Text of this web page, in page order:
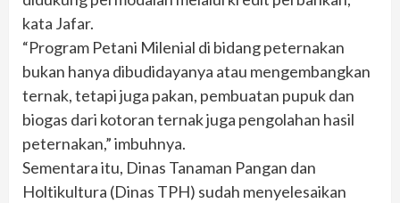
kata Jafar.
“Program Petani Milenial di bidang peternakan
bukan hanya dibudidayanya atau mengembangkan
ternak, tetapi juga pakan, pembuatan pupuk dan
biogas dari kotoran ternak juga pengolahan hasil
peternakan,” imbuhnya.
Sementara itu, Dinas Tanaman Pangan dan
Holtikultura (Dinas TPH) sudah menyelesaikan